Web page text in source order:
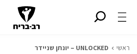
ראשי UNLOCKED – יונתן שניידר